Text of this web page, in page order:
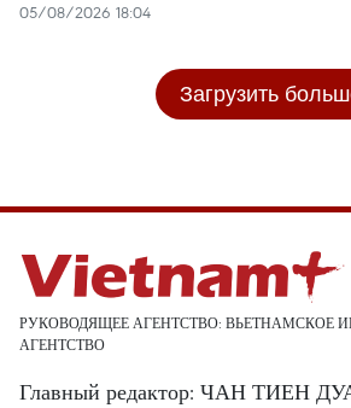
05/08/2026 18:04
Загрузить
РУКОВОДЯЩЕЕ АГЕНТСТВО: ВЬЕТНАМСКОЕ
АГЕНТСТВО
Главный редактор: ЧАН ТИЕН